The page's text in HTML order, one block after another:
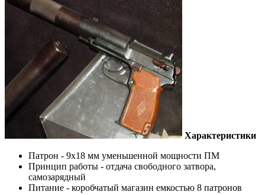
Характеристики
Патрон - 9х18 мм уменьшенной мощности ПМ
Принцип работы - отдача свободного затвора,
самозарядный
Питание - коробчатый магазин емкостью 8 патронов